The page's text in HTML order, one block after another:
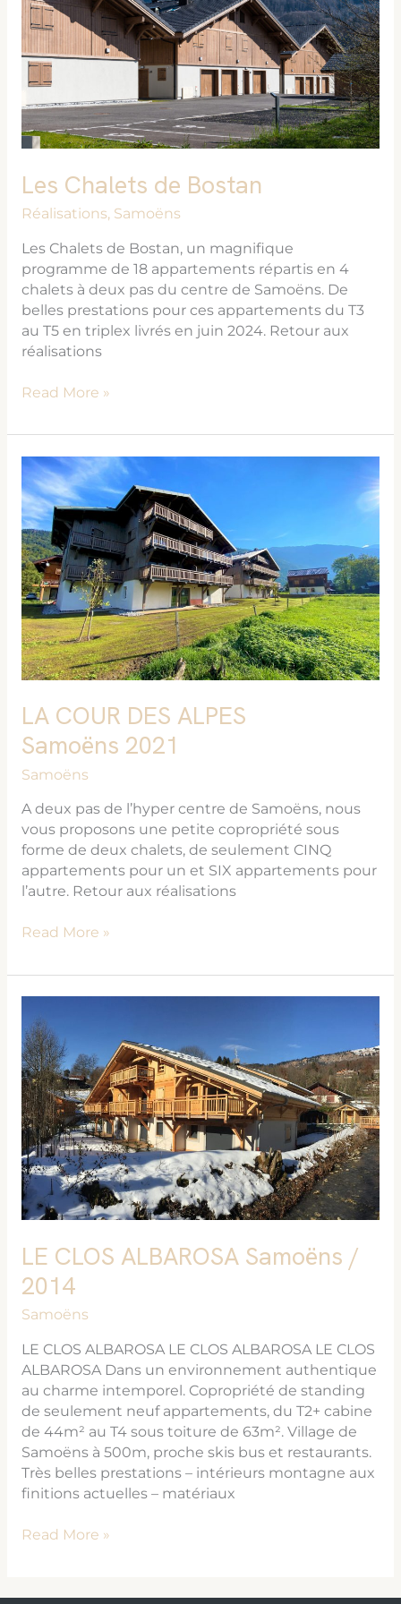
Les Chalets de Bostan
Réalisations, Samoëns
Les Chalets de Bostan, un magnifique
programme de 18 appartements répartis en 4
chalets à deux pas du centre de Samoëns. De
belles prestations pour ces appartements du T3
au T5 en triplex livrés en juin 2024. Retour aux
réalisations
Read More »
LA COUR DES ALPES
Samoëns 2021
Samoëns
A deux pas de l’hyper centre de Samoëns, nous
vous proposons une petite copropriété sous
forme de deux chalets, de seulement CINQ
appartements pour un et SIX appartements pour
l’autre. Retour aux réalisations
LA
COUR
DES
ALPES
Samoëns
2021
Read More »
LE CLOS ALBAROSA Samoëns /
2014
Samoëns
LE CLOS ALBAROSA LE CLOS ALBAROSA LE CLOS
ALBAROSA Dans un environnement authentique
au charme intemporel. Copropriété de standing
de seulement neuf appartements, du T2+ cabine
de 44m² au T4 sous toiture de 63m². Village de
Samoëns à 500m, proche skis bus et restaurants.
Très belles prestations – intérieurs montagne aux
finitions actuelles – matériaux
CLOS
ALBAROSA
Samoëns
/
2014
Read More »